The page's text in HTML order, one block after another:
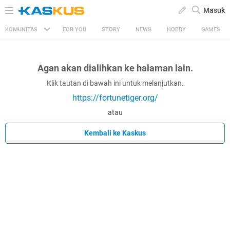
Masuk
KOMUNITAS FOR YOU STORY NEWS HOBBY GAMES
Agan akan dialihkan ke halaman lain.
Klik tautan di bawah ini untuk melanjutkan.
https://fortunetiger.org/
atau
Kembali ke Kaskus